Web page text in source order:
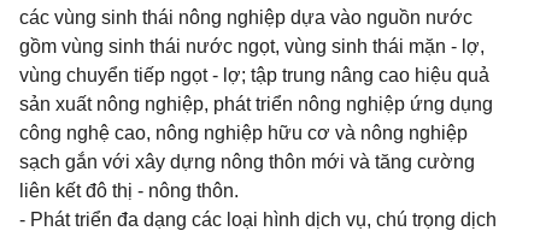
các vùng sinh thái nông nghiệp dựa vào nguồn nước
gồm vùng sinh thái nước ngọt, vùng sinh thái mặn - lợ,
vùng chuyển tiếp ngọt - lợ; tập trung nâng cao hiệu quả
sản xuất nông nghiệp, phát triển nông nghiệp ứng dụng
công nghệ cao, nông nghiệp hữu cơ và nông nghiệp
sạch gắn với xây dựng nông thôn mới và tăng cường
liên kết đô thị - nông thôn.
- Phát triển đa dạng các loại hình dịch vụ, chú trọng dịch